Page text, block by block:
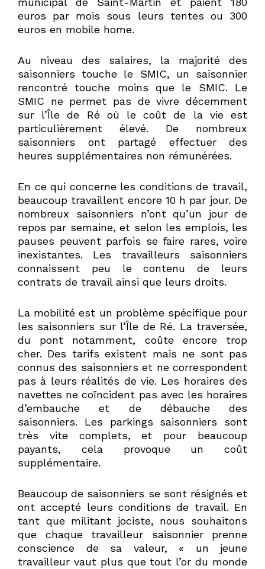
euros par mois sous leurs tentes ou 300
euros en mobile home.
Au niveau des salaires, la majorité des
saisonniers touche le SMIC, un saisonnier
rencontré touche moins que le SMIC. Le
SMIC ne permet pas de vivre décemment
sur l’Île de Ré où le coût de la vie est
particulièrement élevé. De nombreux
saisonniers ont partagé effectuer des
heures supplémentaires non rémunérées.
En ce qui concerne les conditions de travail,
beaucoup travaillent encore 10 h par jour. De
nombreux saisonniers n’ont qu’un jour de
repos par semaine, et selon les emplois, les
pauses peuvent parfois se faire rares, voire
inexistantes. Les travailleurs saisonniers
connaissent peu le contenu de leurs
contrats de travail ainsi que leurs droits.
La mobilité est un problème spécifique pour
les saisonniers sur l’Île de Ré. La traversée,
du pont notamment, coûte encore trop
cher. Des tarifs existent mais ne sont pas
connus des saisonniers et ne correspondent
pas à leurs réalités de vie. Les horaires des
navettes ne coïncident pas avec les horaires
d’embauche et de débauche des
saisonniers. Les parkings saisonniers sont
très vite complets, et pour beaucoup
payants, cela provoque un coût
supplémentaire.
Beaucoup de saisonniers se sont résignés et
ont accepté leurs conditions de travail. En
tant que militant jociste, nous souhaitons
que chaque travailleur saisonnier prenne
conscience de sa valeur, « un jeune
travailleur vaut plus que tout l’or du monde